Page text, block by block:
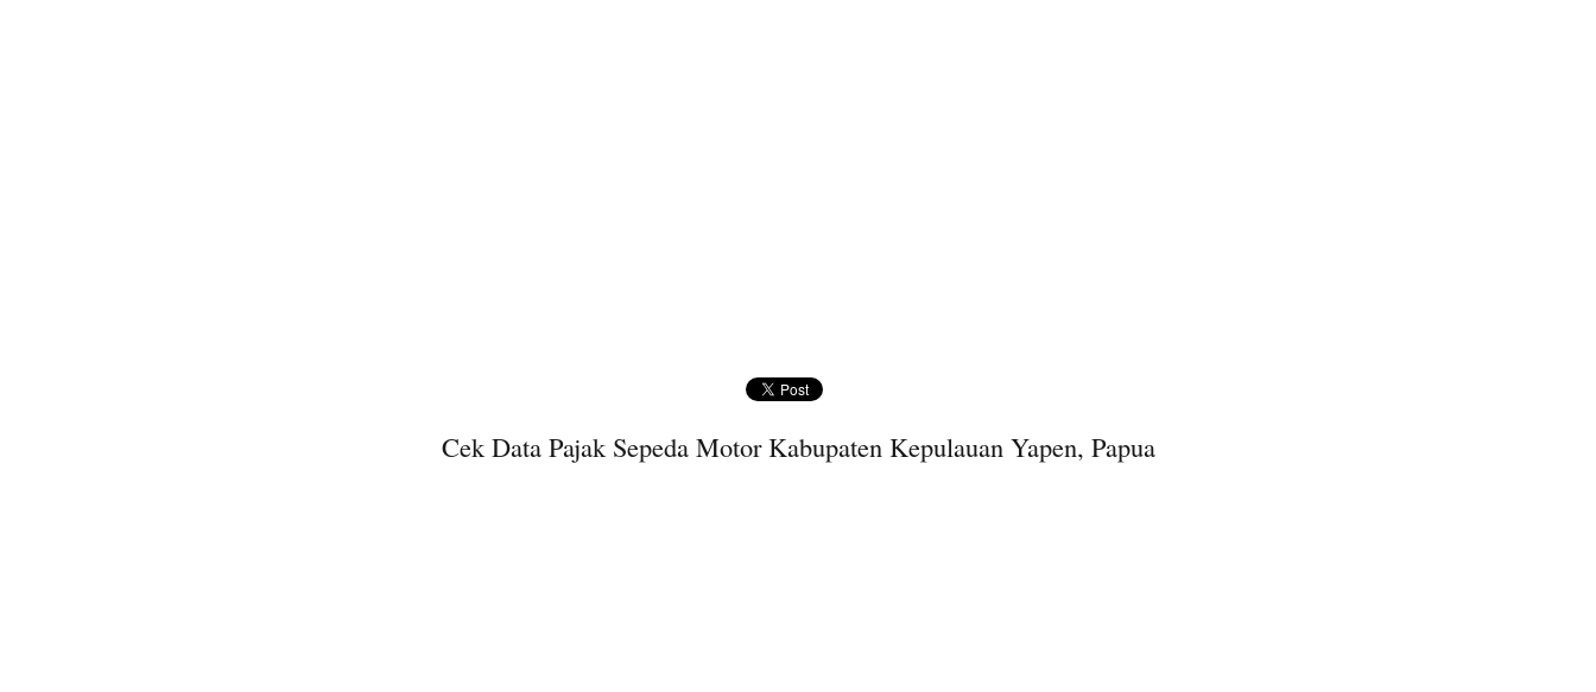
Cek Data Pajak Sepeda Motor Kabupaten Kepulauan Yapen, Papua